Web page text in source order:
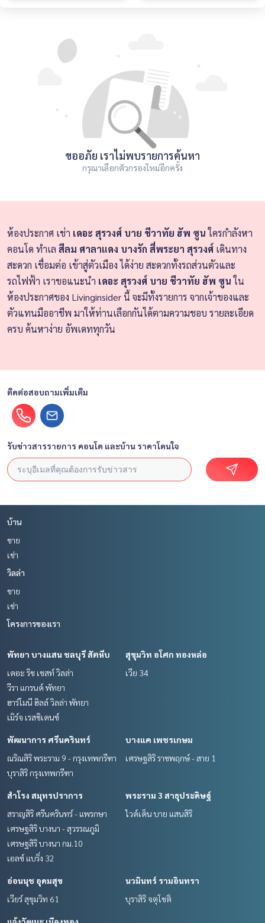
ขออภัย เราไม่พบรายการค้นหา
กรุณาเลือกตัวกรองใหม่อีกครั้ง
ห้องประกาศ เช่า เดอะ สุรวงศ์ บาย ชีวาทัย ฮัพ ซูนใครกำลังหา
คอนโด ทำเล สีลม ศาลาแดง บางรัก สี่พระยา สุรวงศ์ เดินทาง
สะดวก เชื่อมต่อ เข้าสู่ตัวเมือง ได้ง่าย สะดวกทั้งรถส่วนตัวและ
รถไฟฟ้า เราขอแนะนำ เดอะ สุรวงศ์ บาย ชีวาทัย ฮัพ ซูนใน
ห้องประกาศของ Livinginsider นี้ จะมีทั้งรายการ จากเจ้าของและ
ตัวแทนมืออาชีพ มาให้ท่านเลือกกันได้ตามความชอบ รายละเอียด
ครบ ค้นหาง่าย อัพเดททุกวัน
ติดต่อสอบถามเพิ่มเติม
รับข่าวสารรายการ คอนโด และบ้าน ราคาโดนใจ
บ้าน
ขาย
เช่า
วิลล่า
ขาย
เช่า
โครงการของเรา
พัทยา บางแสน ชลบุรี สัตหีบ
เดอะ ริช เชสท์ วิลล่า
วีรา แกรนด์ พัทยา
ฮาร์โมนี ฮิลล์ วิลล่า พัทยา
เมิร์จ เรสซิเดนซ์
สุขุมวิท อโศก ทองหล่อ
เวีย 34
พัฒนาการ ศรีนครินทร์
ณริณสิริ พระราม 9 - กรุงเทพกรีฑา
บุราสิริ กรุงเทพกรีฑา
บางแค เพชรเกษม
เศรษฐสิริ ราชพฤกษ์ - สาย 1
สำโรง สมุทรปราการ
สราญสิริ ศรีนครินทร์ - แพรกษา
เศรษฐสิริ บางนา - สุวรรณภูมิ
เศรษฐสิริ บางนา กม.10
เอลซ์ แบริ่ง 32
พระราม 3 สาธุประดิษฐ์
ไวด์เด็น บาย แสนสิริ
อ่อนนุช อุดมสุข
เวียร์ สุขุมวิท 61
นวมินทร์ รามอินทรา
บุราสิริ จตุโชติ